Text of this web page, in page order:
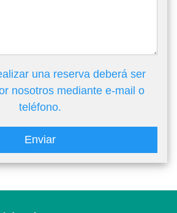
una reserva deberá ser
nosotros mediante e-mail o
teléfono.
Enviar